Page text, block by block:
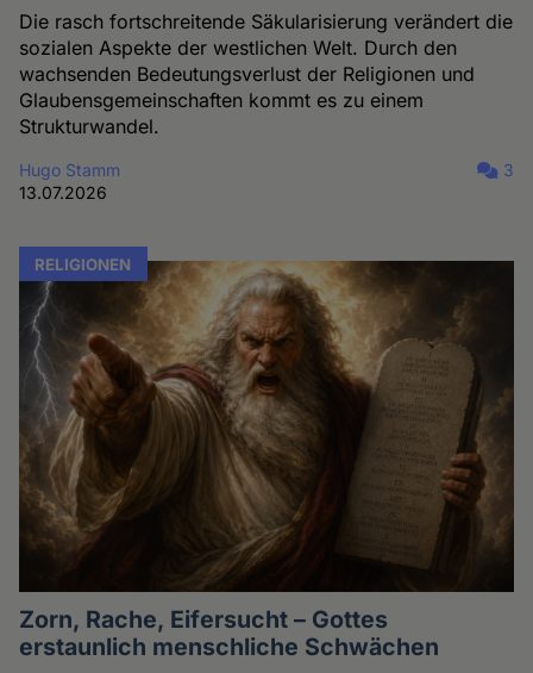
Die rasch fortschreitende Säkularisierung verändert die
sozialen Aspekte der westlichen Welt. Durch den
wachsenden Bedeutungsverlust der Religionen und
Glaubensgemeinschaften kommt es zu einem
Strukturwandel.
Hugo Stamm
13.07.2026
3
RELIGIONEN
Zorn, Rache, Eifersucht – Gottes
erstaunlich menschliche Schwächen